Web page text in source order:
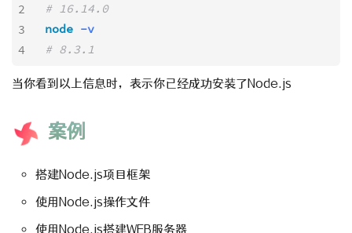
2
3
4
# 16.14.0
node -v
# 8.3.1
当你看到以上信息时，表示你已经成功安装了Node.js
案例
搭建Node.js项目框架
使用Node.js操作文件
使用Node.js搭建WEB服务器